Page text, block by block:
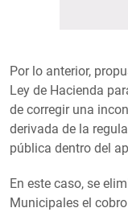
Por lo anterior,
Ley de Hacienda
de corregir una
derivada de la
pública dentro del
En este caso, se
Municipales el